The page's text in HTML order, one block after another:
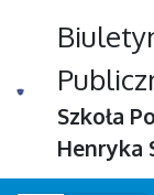
Szkoła
Henryka